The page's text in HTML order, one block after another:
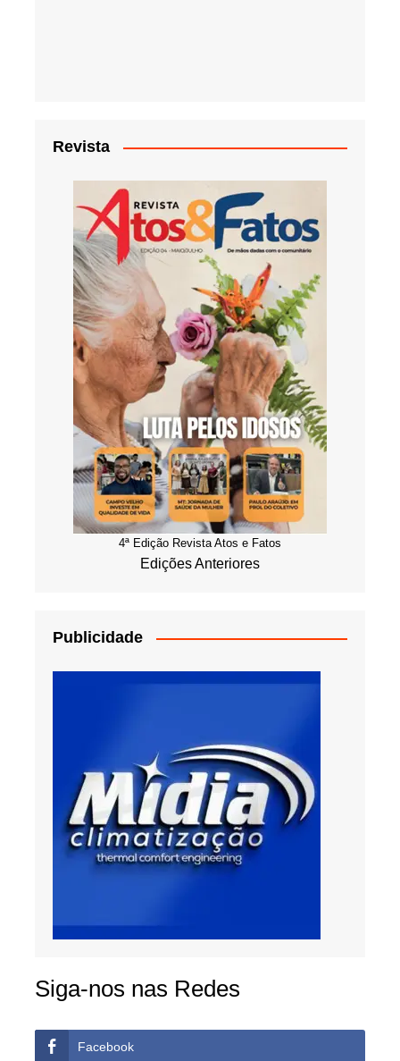
Revista
4ª Edição Revista Atos e Fatos
Edições Anteriores
Publicidade
Siga-nos nas Redes
Facebook